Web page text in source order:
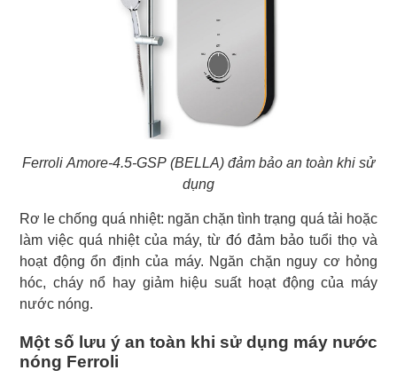
Ferroli Amore-4.5-GSP (BELLA) đảm bảo an toàn khi sử
dụng
Rơ le chống quá nhiệt: ngăn chặn tình trạng quá tải hoặc
làm việc quá nhiệt của máy, từ đó đảm bảo tuổi thọ và
hoạt động ổn định của máy. Ngăn chặn nguy cơ hỏng
hóc, cháy nổ hay giảm hiệu suất hoạt động của máy
nước nóng.
Một số lưu ý an toàn khi sử dụng máy nước
nóng Ferroli